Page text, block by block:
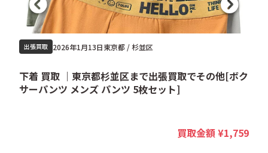
出張買取 2026年1月13日東京都 / 杉並区
下着 買取 ｜東京都杉並区まで出張買取でその他[ボク
サーパンツ メンズ パンツ 5枚セット]
買取金額¥1,759